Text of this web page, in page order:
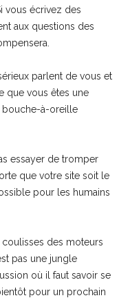
vous écrivez des
aux questions des
parlent de vous et
que vous êtes une
bouche-à-oreille
essayer de tromper
que votre site soit le
pour les humains
coulisses des moteurs
pas une jungle
où il faut savoir se
pour un prochain